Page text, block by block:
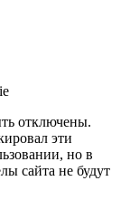
отключены.
эти
но в
сайта не будут